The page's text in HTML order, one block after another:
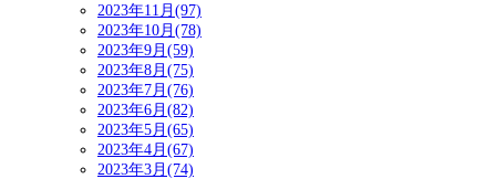
2023年11月(97)
2023年10月(78)
2023年9月(59)
2023年8月(75)
2023年7月(76)
2023年6月(82)
2023年5月(65)
2023年4月(67)
2023年3月(74)